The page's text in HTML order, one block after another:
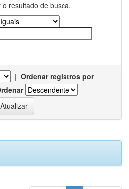
resultado de busca.
| Ordenar registros por